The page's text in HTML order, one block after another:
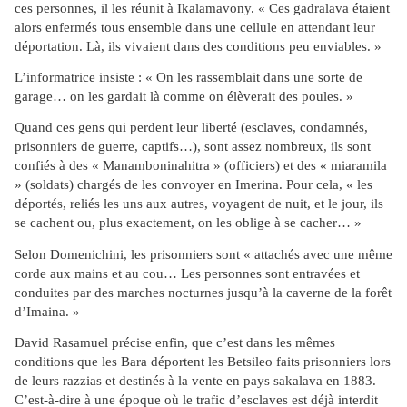
ces personnes, il les réunit à Ikalamavony. « Ces gadralava étaient
alors enfermés tous ensemble dans une cellule en attendant leur
déportation. Là, ils vivaient dans des conditions peu enviables. »
L’informatrice insiste : « On les rassemblait dans une sorte de
garage… on les gardait là comme on élèverait des poules. »
Quand ces gens qui perdent leur liberté (esclaves, condamnés,
prisonniers de guerre, captifs…), sont assez nombreux, ils sont
confiés à des « Manamboninahitra » (officiers) et des « miaramila
» (soldats) chargés de les convoyer en Imerina. Pour cela, « les
déportés, reliés les uns aux autres, voyagent de nuit, et le jour, ils
se cachent ou, plus exactement, on les oblige à se cacher… »
Selon Domenichini, les prisonniers sont « attachés avec une même
corde aux mains et au cou… Les personnes sont entravées et
conduites par des marches nocturnes jusqu’à la caverne de la forêt
d’Imaina. »
David Rasamuel précise enfin, que c’est dans les mêmes
conditions que les Bara déportent les Betsileo faits prisonniers lors
de leurs razzias et destinés à la vente en pays sakalava en 1883.
C’est-à-dire à une époque où le trafic d’esclaves est déjà interdit